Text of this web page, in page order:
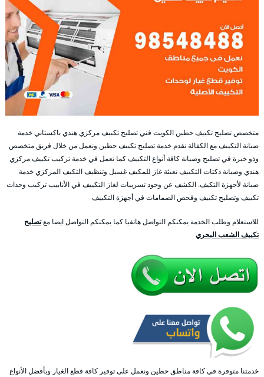
متخصص تصليح تكييف حطين الكويت فني تصليح تكييف مركزي هندي باكستاني خدمة
صيانة التكييف مع الكفالة نقدم خدمة تصليح تكييف حطين ونعمل من خلال فريق متخصص
وذو خبرة في تصليح وصيانة كافة أنواع التكييف كما نعمل في خدمة تركيب تكييف مركزي
هندي وصيانة دكتات التكييف تعبئة غاز للمكيف غسيل وتنظيف التكيف المركزي خدمة
صيانة لأجهزة التكيف. الكشف عن وجود تسريبات لغاز التكييف في الأنابيب تركيب وحدات
تكييف وتصليح تكييف وفحص الصمامات في أجهزة التكييف
للاستعلام وطلب الخدمة يمكنكم التواصل هاتفيا كما يمكنكم التواصل ايضا معتصليح
تكييف الشعب البحري
خدمتنا متوفرة في كافة مناطق حطين ونعمل على توفير كافة قطع الغيار وبأفضل الأنواع